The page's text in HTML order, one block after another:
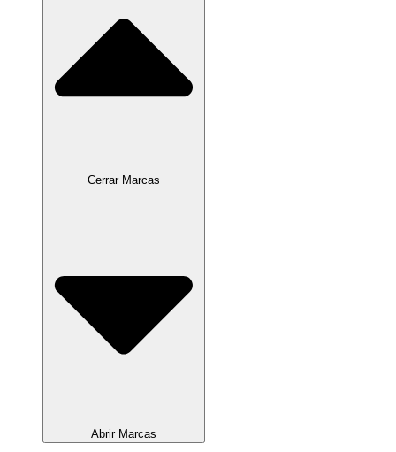
Cerrar Marcas
Abrir Marcas